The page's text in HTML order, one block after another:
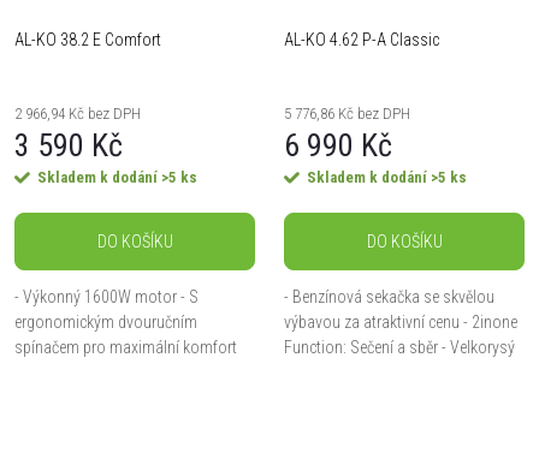
AL-KO 38.2 E Comfort
2 966,94 Kč bez DPH
3 590 Kč
Skladem k dodání >5 ks
DO KOŠÍKU
- Výkonný 1600W motor - S
ergonomickým dvouručním
spínačem pro maximální komfort
AL-KO 4.62 P-A Classic
5 776,86 Kč bez DPH
6 990 Kč
Skladem k dodání >5 ks
DO KOŠÍKU
- Benzínová sekačka se skvělou
výbavou za atraktivní cenu - 2inone
Function: Sečení a sběr - Velkorysý